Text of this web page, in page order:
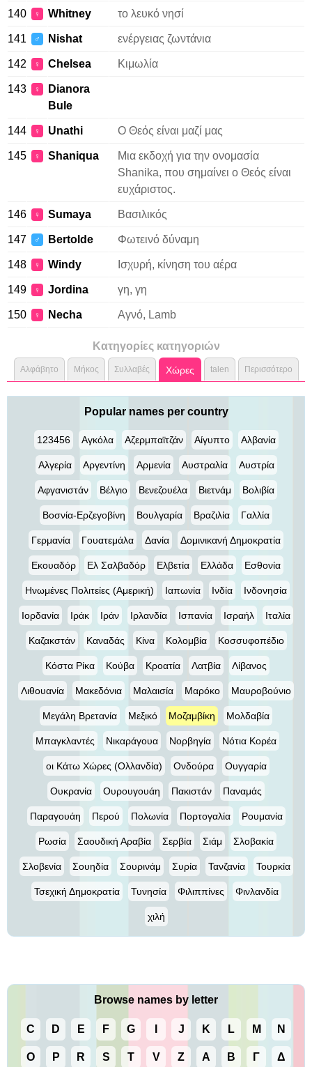
140 ♀ Whitney το λευκό νησί
141 ♂ Nishat ενέργειας ζωντάνια
142 ♀ Chelsea Κιμωλία
143 ♀
Dianora
Bule
144 ♀ Unathi Ο Θεός είναι μαζί μας
145 ♀ Shaniqua
Μια εκδοχή για την ονομασία
Shanika, που σημαίνει ο Θεός είναι
ευχάριστος.
146 ♀ Sumaya Βασιλικός
147 ♂ Bertolde Φωτεινό δύναμη
148 ♀ Windy Ισχυρή, κίνηση του αέρα
149 ♀ Jordina γη, γη
150 ♀ Necha Αγνό, Lamb
Κατηγορίες κατηγοριών
Αλφάβητο Μήκος Συλλαβές Χώρες talen Περισσότερο
Popular names per country
123456 Αγκόλα Αζερμπαϊτζάν Αίγυπτο Αλβανία
Αλγερία Αργεντίνη Αρμενία Αυστραλία Αυστρία
Αφγανιστάν Βέλγιο Βενεζουέλα Βιετνάμ Βολιβία
Βοσνία-Ερζεγοβίνη Βουλγαρία Βραζιλία Γαλλία
Γερμανία Γουατεμάλα Δανία Δομινικανή Δημοκρατία
Εκουαδόρ Ελ Σαλβαδόρ Ελβετία Ελλάδα Εσθονία
Ηνωμένες Πολιτείες (Αμερική) Ιαπωνία Ινδία Ινδονησία
Ιορδανία Ιράκ Ιράν Ιρλανδία Ισπανία Ισραήλ Ιταλία
Καζακστάν Καναδάς Κίνα Κολομβία Κοσσυφοπέδιο
Κόστα Ρίκα Κούβα Κροατία Λατβία Λίβανος
Λιθουανία Μακεδόνια Μαλαισία Μαρόκο Μαυροβούνιο
Μεγάλη Βρετανία Μεξικό Μοζαμβίκη Μολδαβία
Μπαγκλαντές Νικαράγουα Νορβηγία Νότια Κορέα
οι Κάτω Χώρες (Ολλανδία) Ονδούρα Ουγγαρία
Ουκρανία Ουρουγουάη Πακιστάν Παναμάς
Παραγουάη Περού Πολωνία Πορτογαλία Ρουμανία
Ρωσία Σαουδική Αραβία Σερβία Σιάμ Σλοβακία
Σλοβενία Σουηδία Σουρινάμ Συρία Τανζανία Τουρκία
Τσεχική Δημοκρατία Τυνησία Φιλιππίνες Φινλανδία
χιλή
Browse names by letter
C D E F G J K L M N
O P R S T V Z Α Β Γ Δ